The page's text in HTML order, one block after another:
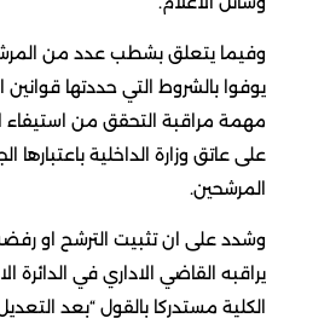
وفيما يتعلق بشطب عدد من
يوفوا بالشروط التي حددتها قوانين
مهمة مراقبة التحقق من استيفاء
على عاتق وزارة الداخلية باعتبارها
المرشحين.
وشدد على ان تثبيت الترشح او
يراقبه القاضي الاداري في الدائرة
الكلية مستدركا بالقول “بعد